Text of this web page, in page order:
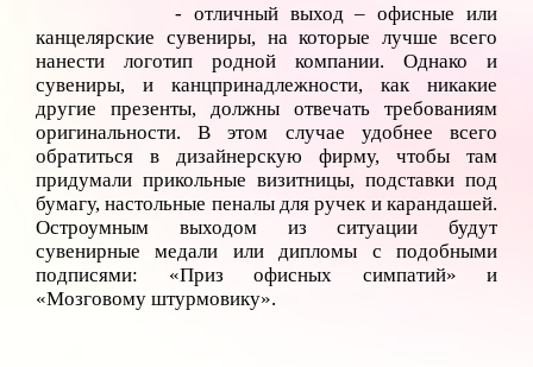
- отличный выход – офисные или
канцелярские сувениры, на которые лучше всего
нанести логотип родной компании. Однако и
сувениры, и канцпринадлежности, как никакие
другие презенты, должны отвечать требованиям
оригинальности. В этом случае удобнее всего
обратиться в дизайнерскую фирму, чтобы там
придумали прикольные визитницы, подставки под
бумагу, настольные пеналы для ручек и карандашей.
Остроумным выходом из ситуации будут
сувенирные медали или дипломы с подобными
подписями: «Приз офисных симпатий» и
«Мозговому штурмовику».